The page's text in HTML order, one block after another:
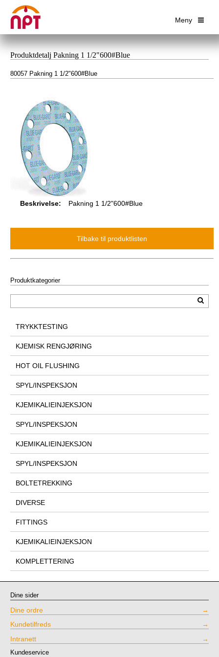
Meny
Produktdetalj Pakning 1 1/2"600#Blue
80057 Pakning 1 1/2"600#Blue
Beskrivelse: Pakning 1 1/2"600#Blue
Produktkategorier
TRYKKTESTING
KJEMISK RENGJØRING
HOT OIL FLUSHING
SPYL/INSPEKSJON
KJEMIKALIEINJEKSJON
SPYL/INSPEKSJON
KJEMIKALIEINJEKSJON
SPYL/INSPEKSJON
BOLTETREKKING
DIVERSE
FITTINGS
KJEMIKALIEINJEKSJON
KOMPLETTERING
Dine sider
Dine ordre
Kundetilfreds
Intranett
Kundeservice